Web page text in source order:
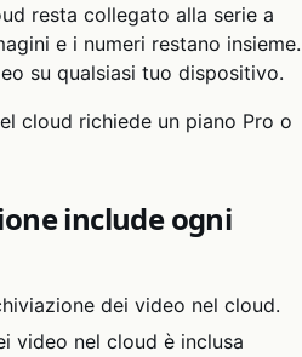
resta collegato alla serie a
e i numeri restano insieme.
su qualsiasi tuo dispositivo.
cloud richiede un piano Pro o
include ogni
dei video nel cloud.
video nel cloud è inclusa